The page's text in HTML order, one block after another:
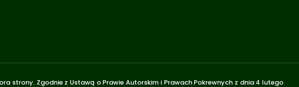
strony. Zgodnie z Ustawą o Prawie Autorskim i Prawach Pokrewnych z dnia 4 lutego